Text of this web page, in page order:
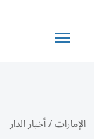
الإمارات/أخبار الدار